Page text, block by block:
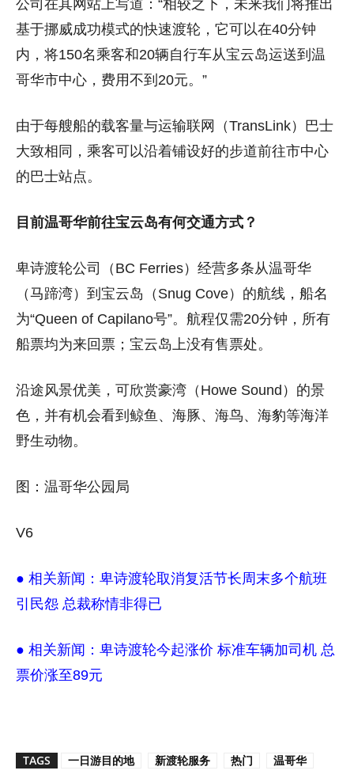
公司在其网站上写道：“相较之下，未来我们将推出
基于挪威成功模式的快速渡轮，它可以在40分钟
内，将150名乘客和20辆自行车从宝云岛运送到温
哥华市中心，费用不到20元。”
由于每艘船的载客量与运输联网（TransLink）巴士
大致相同，乘客可以沿着铺设好的步道前往市中心
的巴士站点。
目前温哥华前往宝云岛有何交通方式？
卑诗渡轮公司（BC Ferries）经营多条从温哥华
（马蹄湾）到宝云岛（Snug Cove）的航线，船名
为“Queen of Capilano号”。航程仅需20分钟，所有
船票均为来回票；宝云岛上没有售票处。
沿途风景优美，可欣赏豪湾（Howe Sound）的景
色，并有机会看到鲸鱼、海豚、海鸟、海豹等海洋
野生动物。
图：温哥华公园局
V6
● 相关新闻： 卑诗渡轮取消复活节长周末多个航班
引民怨 总裁称情非得已
● 相关新闻： 卑诗渡轮今起涨价 标准车辆加司机 总
票价涨至89元
TAGS 一日游目的地 新渡轮服务 热门 温哥华